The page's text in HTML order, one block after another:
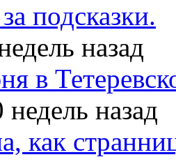
подсказки.
назад
в
недель назад
как